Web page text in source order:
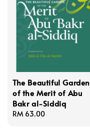
The Beautiful Garden
of the Merit of Abu
Bakr al-Siddiq
Regular
RM 63.00